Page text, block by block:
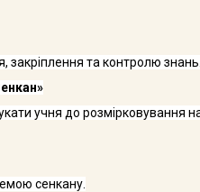
та контролю знань.
учня до розмірковування
сенкану.